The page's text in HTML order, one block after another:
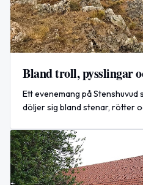
Bland troll, pysslingar
Ett evenemang på
döljer sig bland stenar, rötter